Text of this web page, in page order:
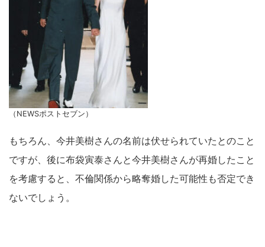
（NEWSポストセブン）
もちろん、今井美樹さんの名前は伏せられていたとのこと
ですが、後に布袋寅泰さんと今井美樹さんが再婚したこと
を考慮すると、不倫関係から略奪婚した可能性も否定でき
ないでしょう。